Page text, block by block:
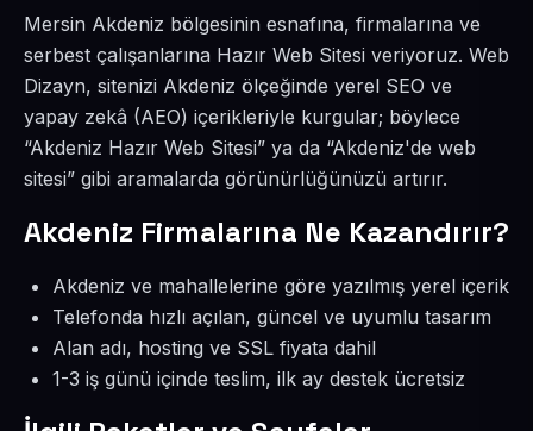
Mersin Akdeniz bölgesinin esnafına, firmalarına ve
serbest çalışanlarına Hazır Web Sitesi veriyoruz. Web
Dizayn, sitenizi Akdeniz ölçeğinde yerel SEO ve
yapay zekâ (AEO) içerikleriyle kurgular; böylece
“Akdeniz Hazır Web Sitesi” ya da “Akdeniz'de web
sitesi” gibi aramalarda görünürlüğünüzü artırır.
Akdeniz Firmalarına Ne Kazandırır?
Akdeniz ve mahallelerine göre yazılmış yerel içerik
Telefonda hızlı açılan, güncel ve uyumlu tasarım
Alan adı, hosting ve SSL fiyata dahil
1-3 iş günü içinde teslim, ilk ay destek ücretsiz